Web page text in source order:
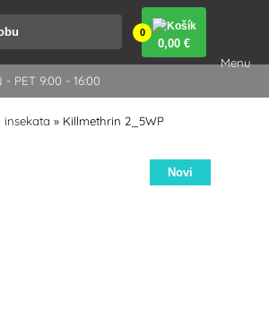
- PET 9:00 - 16:00
0
0,00 €
Menu
insekata » Killmethrin 2_5WP
Novi